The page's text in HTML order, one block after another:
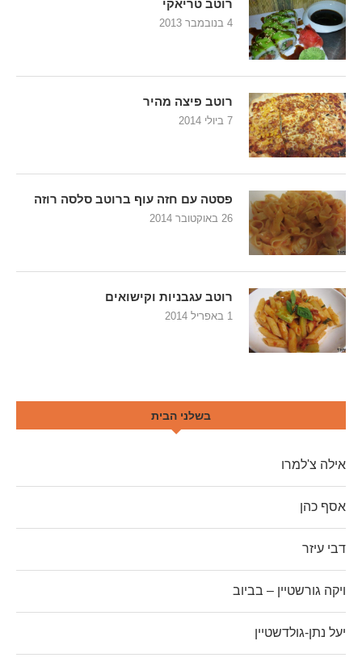
רוטב טריאקי
4 בנובמבר 2013
רוטב פיצה מהיר
7 ביולי 2014
פסטה עם חזה עוף ברוטב סלסה רוזה
26 באוקטובר 2014
רוטב עגבניות וקישואים
1 באפריל 2014
בשלני הבית
אילה צ'למרו
אסף כהן
דבי עיזר
ויקה גורשטיין – בביוב
יעל נתן-גולדשטיין